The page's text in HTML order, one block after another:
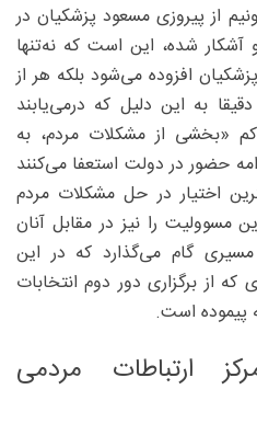
از پیروزی مسعود پزشکیان در
آشکار شده، این است که نه‌تنها
افزوده می‌شود بلکه هر از
به این دلیل که درمی‌یابند
«بخشی از مشکلات مردم، به
حضور در دولت استعفا می‌کنند
اختیار در حل مشکلات مردم
مسوولیت را نیز در مقابل آنان
مسیری گام می‌گذارد که در این
از برگزاری دور دوم انتخابات
پیموده است.
ارتباطات مردمی